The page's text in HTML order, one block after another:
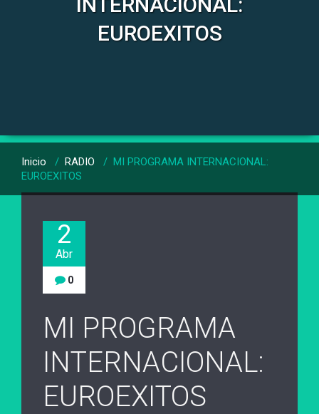
EUROEXITOS
Inicio / RADIO / MI PROGRAMA INTERNACIONAL:
EUROEXITOS
2
Abr
0
MI PROGRAMA
INTERNACIONAL:
EUROEXITOS